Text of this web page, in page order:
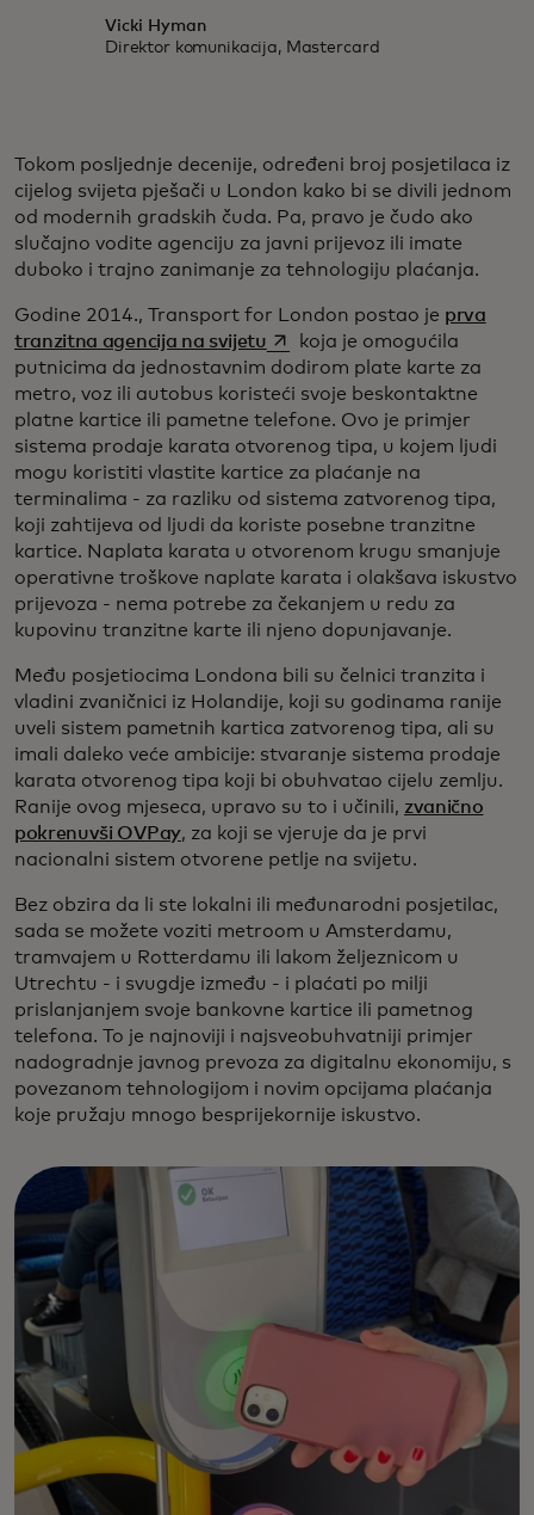
Vicki Hyman
Direktor komunikacija, Mastercard
Tokom posljednje decenije, određeni broj posjetilaca iz
cijelog svijeta pješači u London kako bi se divili jednom
od modernih gradskih čuda. Pa, pravo je čudo ako
slučajno vodite agenciju za javni prijevoz ili imate
duboko i trajno zanimanje za tehnologiju plaćanja.
Godine 2014., Transport for London postao je prva
tranzitna agencija na svijetuopens in a new tab
koja je omogućila
putnicima da jednostavnim dodirom plate karte za
metro, voz ili autobus koristeći svoje beskontaktne
platne kartice ili pametne telefone. Ovo je primjer
sistema prodaje karata otvorenog tipa, u kojem ljudi
mogu koristiti vlastite kartice za plaćanje na
terminalima - za razliku od sistema zatvorenog tipa,
koji zahtijeva od ljudi da koriste posebne tranzitne
kartice. Naplata karata u otvorenom krugu smanjuje
operativne troškove naplate karata i olakšava iskustvo
prijevoza - nema potrebe za čekanjem u redu za
kupovinu tranzitne karte ili njeno dopunjavanje.
Među posjetiocima Londona bili su čelnici tranzita i
vladini zvaničnici iz Holandije, koji su godinama ranije
uveli sistem pametnih kartica zatvorenog tipa, ali su
imali daleko veće ambicije: stvaranje sistema prodaje
karata otvorenog tipa koji bi obuhvatao cijelu zemlju.
Ranije ovog mjeseca, upravo su to i učinili, zvanično
pokrenuvši OVPay, za koji se vjeruje da je prvi
nacionalni sistem otvorene petlje na svijetu.
Bez obzira da li ste lokalni ili međunarodni posjetilac,
sada se možete voziti metroom u Amsterdamu,
tramvajem u Rotterdamu ili lakom željeznicom u
Utrechtu - i svugdje između - i plaćati po milji
prislanjanjem svoje bankovne kartice ili pametnog
telefona. To je najnoviji i najsveobuhvatniji primjer
nadogradnje javnog prevoza za digitalnu ekonomiju, s
povezanom tehnologijom i novim opcijama plaćanja
koje pružaju mnogo besprijekornije iskustvo.